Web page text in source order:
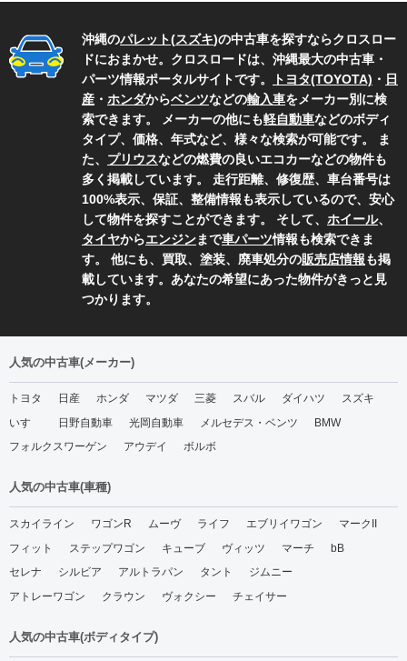
沖縄のパレット(スズキ)の中古車を探すならクロスロー
ドにおまかせ。クロスロードは、沖縄最大の中古車・
パーツ情報ポータルサイトです。
トヨタ(TOYOTA) ・ 日
産 ・ ホンダからベンツなどの輸入車をメーカー別に検
索できます。 メーカーの他にも軽自動車などのボディ
タイプ、価格、年式など、様々な検索が可能です。 ま
た、 プリウスなどの燃費の良いエコカーなどの物件も
多く掲載しています。 走行距離、修復歴、車台番号は
100%表示、保証、整備情報も表示しているので、安心
して物件を探すことができます。 そして、 ホイール、
タイヤからエンジンまで車パーツ情報も検索できま
す。 他にも、買取、塗装、廃車処分の販売店情報も掲
載しています。あなたの希望にあった物件がきっと見
つかります。
人気の中古車(メーカー)
トヨタ 日産 ホンダ マツダ 三菱 スバル ダイハツ
スズキ
いすゞ
日野自動車 光岡自動車 メルセデス・ベンツ
BMW
フォルクスワーゲン
アウデイ ボルボ
人気の中古車(車種)
スカイライン ワゴンR ムーヴ ライフ エブリイワゴン
マークII
フィット
ステップワゴン キューブ ヴィッツ マーチ
bB
セレナ
シルビア アルトラパン タント
ジムニー
アトレーワゴン
クラウン ヴォクシー チェイサー
人気の中古車(ボディタイプ)